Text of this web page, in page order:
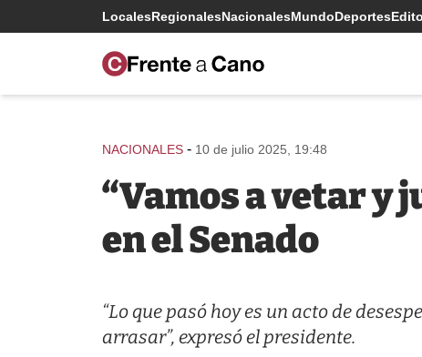
LocalesRegionalesNacionalesMundoDeportes
NACIONALES - 10 de julio 2025, 19:48
“Vamos a vetar
en el Senado
“Lo que pasó hoy es un acto de
arrasar”, expresó el presidente.